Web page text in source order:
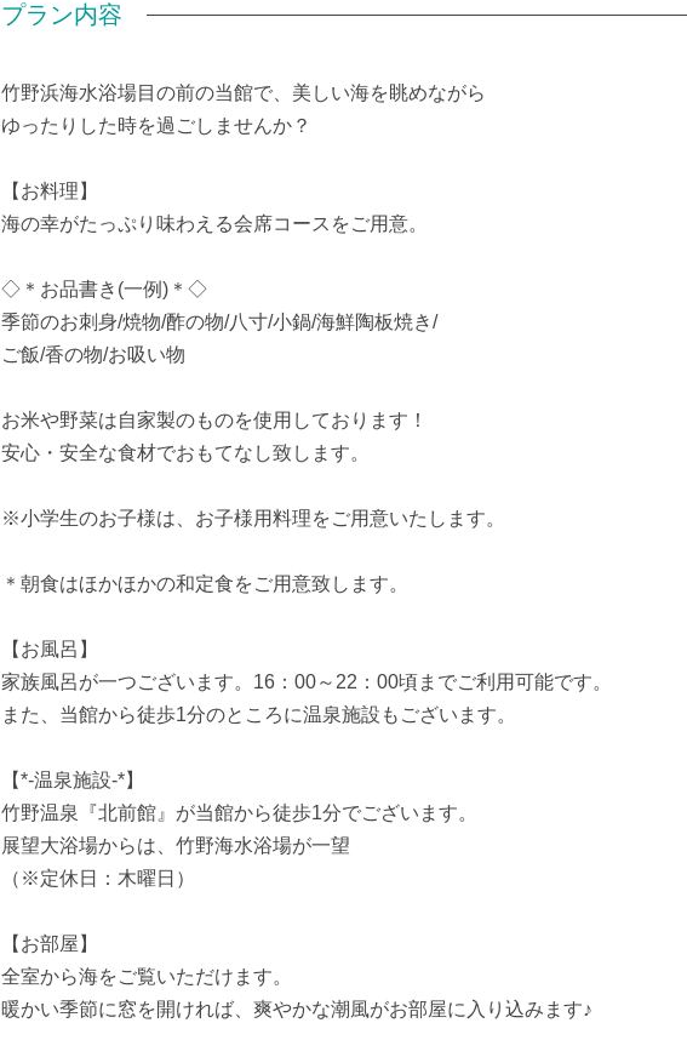
プラン内容
竹野浜海水浴場目の前の当館で、美しい海を眺めながら
ゆったりした時を過ごしませんか？
【お料理】
海の幸がたっぷり味わえる会席コースをご用意。
◇＊お品書き(一例)＊◇
季節のお刺身/焼物/酢の物/八寸/小鍋/海鮮陶板焼き/
ご飯/香の物/お吸い物
お米や野菜は自家製のものを使用しております！
安心・安全な食材でおもてなし致します。
※小学生のお子様は、お子様用料理をご用意いたします。
＊朝食はほかほかの和定食をご用意致します。
【お風呂】
家族風呂が一つございます。16：00～22：00頃までご利用可能です。
また、当館から徒歩1分のところに温泉施設もございます。
【*-温泉施設-*】
竹野温泉『北前館』が当館から徒歩1分でございます。
展望大浴場からは、竹野海水浴場が一望
（※定休日：木曜日）
【お部屋】
全室から海をご覧いただけます。
暖かい季節に窓を開ければ、爽やかな潮風がお部屋に入り込みます♪